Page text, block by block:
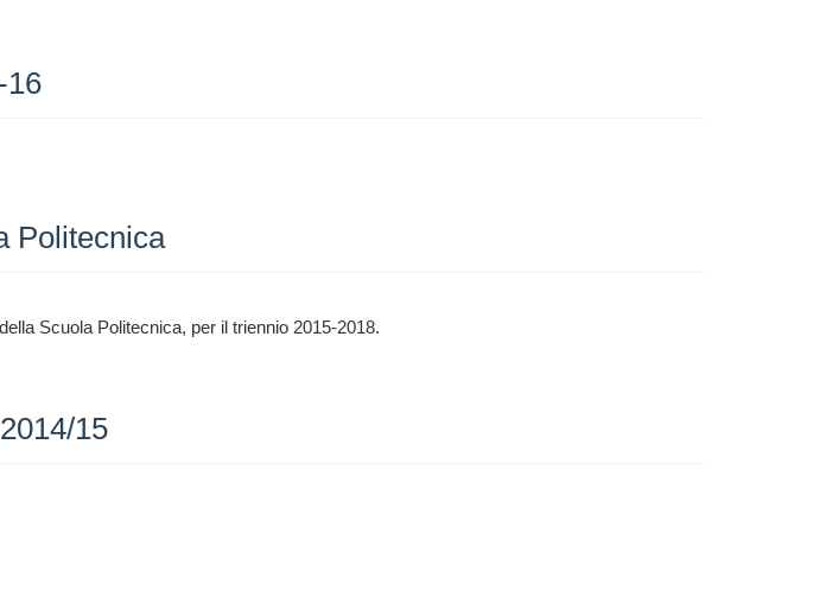
16
Politecnica
Scuola Politecnica, per il triennio 2015-2018.
15